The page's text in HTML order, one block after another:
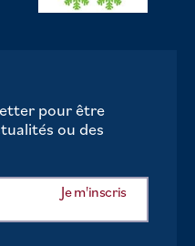
pour être
ou des